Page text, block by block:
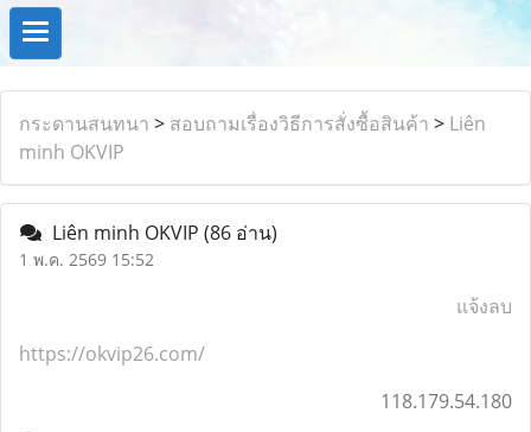
กระดานสนทนา > สอบถามเรื่องวิธีการสั่งซื้อสินค้า > Liên
minh OKVIP
Liên minh OKVIP (86 อ่าน)
1 พ.ค. 2569 15:52
แจ้งลบ
https://okvip26.com/
118.179.54.180